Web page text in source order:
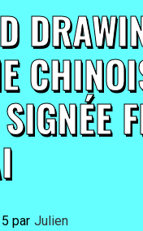
By Julien